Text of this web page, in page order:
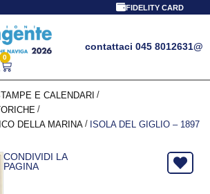
FIDELITY CARD
contattaci 045 8012631@
0
E CALENDARI /
/
DELLA MARINA / ISOLA DEL GIGLIO – 1897
CONDIVIDI LA
PAGINA